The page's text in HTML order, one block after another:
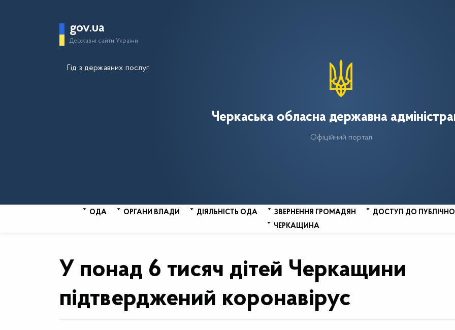
gov.ua
Державні сайти України
Гід з державних послуг
Черкаська обласна державна
Офіційний портал
ОДА ОРГАНИ ВЛАДИ ДІЯЛЬНІСТЬ ОДА ЗВЕРНЕННЯ ГРОМАДЯН
ДОСТУП ДО
ЧЕРКАЩИНА
У понад 6 тисяч дітей Черкащини
підтверджений коронавірус